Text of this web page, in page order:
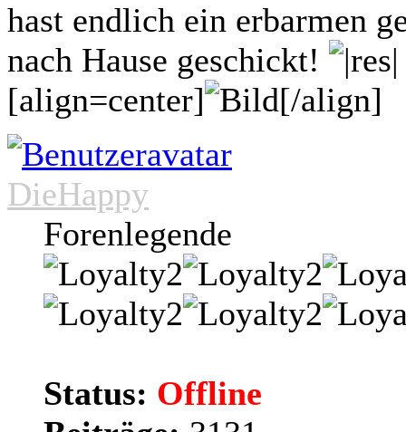
hast endlich ein erbarmen
nach Hause geschickt!
[align=center]
[/align]
DieHappy
Forenlegende
Status: Offline